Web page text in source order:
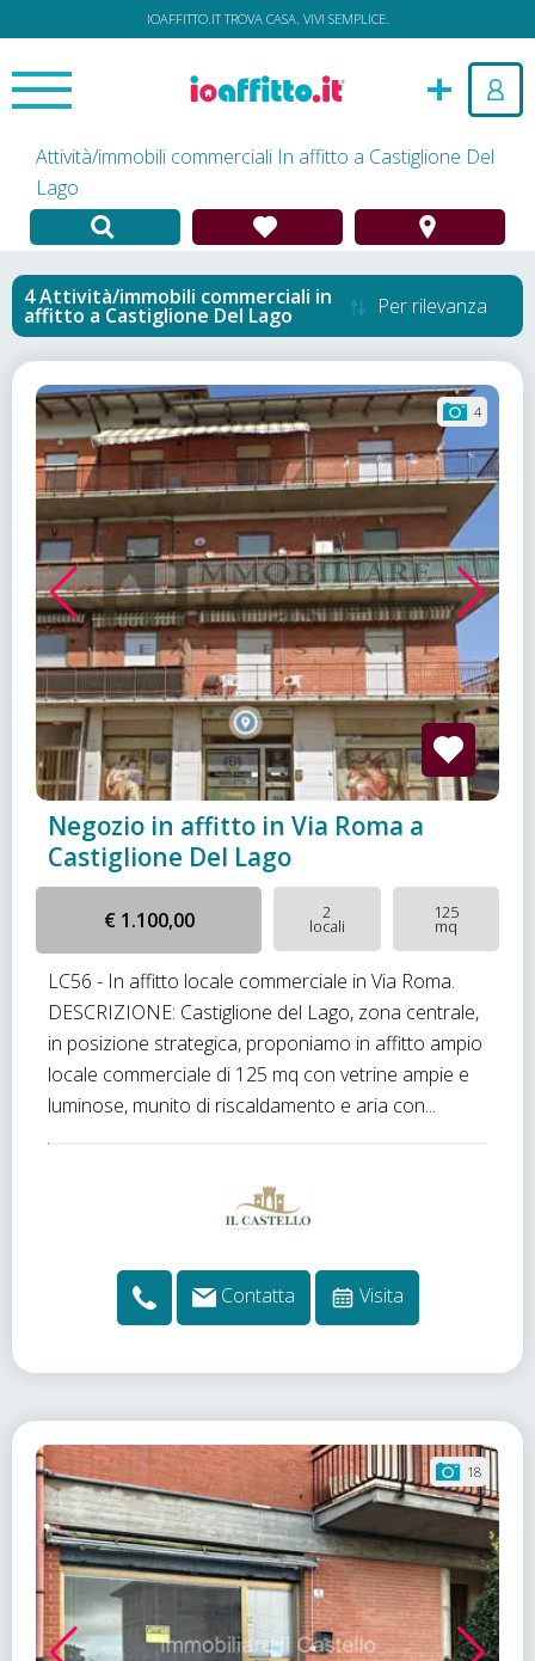
IOAFFITTO.IT TROVA CASA. VIVI SEMPLICE.
Attività/immobili commerciali In affitto a Castiglione Del
Lago
Attività/immobili commerciali in
affitto a Castiglione Del Lago Per rilevanza
4
Negozio in affitto in Via Roma a
Castiglione Del Lago
€ 1.100,00 2
locali
125
mq
LC56 - In affitto locale commerciale in Via Roma.
DESCRIZIONE: Castiglione del Lago, zona centrale,
in posizione strategica, proponiamo in affitto ampio
locale commerciale di 125 mq con vetrine ampie e
luminose, munito di riscaldamento e aria con...
Contatta Visita
18